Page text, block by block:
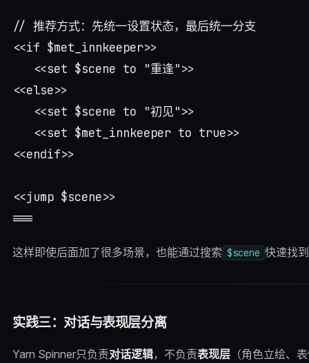
// 推荐方式：先统一设置状态，最后统一分支
<<if $met_innkeeper>>
   <<set $scene to "重逢">>
<<else>>
   <<set $scene to "初见">>
   <<set $met_innkeeper to true>>
<<endif>>
<<jump $scene>>
这样即使后面加了很多场景，也能通过搜索 $scene 快速找
实践三：对话与表现层分离
Yarn Spinner只负责对话逻辑，不负责表现层（角色立绘、